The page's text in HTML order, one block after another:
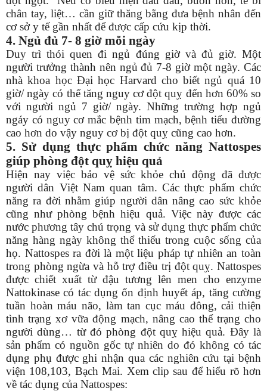
chân tay, liệt… cần giữ thăng bằng đưa bệnh nhân đến
cơ sở y tế gần nhất để được cấp cứu kịp thời.
4. Ngủ đủ 7- 8 giờ mỗi ngày
Duy trì thói quen đi ngủ đúng giờ và đủ giờ. Một
người trưởng thành nên ngủ đủ 7-8 giờ một ngày. Các
nhà khoa học Đại học Harvard cho biết ngủ quá 10
giờ/ ngày có thể tăng nguy cơ đột quỵ đến hơn 60% so
với người ngủ 7 giờ/ ngày. Những trường hợp ngủ
ngáy có nguy cơ mắc bệnh tim mạch, bệnh tiểu đường
cao hơn do vậy nguy cơ bị đột quỵ cũng cao hơn.
5. Sử dụng thực phẩm chức năng Nattospes
giúp phòng đột quỵ hiệu quả
Hiện nay việc bảo vệ sức khỏe chủ động đã được
người dân Việt Nam quan tâm. Các thực phẩm chức
năng ra đời nhằm giúp người dân nâng cao sức khỏe
cũng như phòng bệnh hiệu quả. Việc này được các
nước phương tây chú trọng và sử dụng thực phẩm chức
năng hàng ngày không thể thiếu trong cuộc sống của
họ. Nattospes ra đời là một liệu pháp tự nhiên an toàn
trong phòng ngừa và hỗ trợ điều trị đột quỵ. Nattospes
được chiết xuất từ đậu tương lên men cho enzyme
Nattokinase có tác dụng ổn định huyết áp, tăng cường
tuần hoàn máu não, làm tan cục máu đông, cải thiện
tình trạng xơ vữa động mạch, nâng cao thể trạng cho
người dùng… từ đó phòng đột quỵ hiệu quả. Đây là
sản phẩm có nguồn gốc tự nhiên do đó không có tác
dụng phụ được ghi nhận qua các nghiên cứu tại bệnh
viện 108,103, Bạch Mai. Xem clip sau để hiểu rõ hơn
về tác dụng của Nattospes: